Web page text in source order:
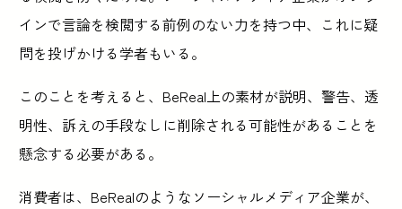
インで言論を検閲する前例のない力を持つ中、これに疑
問を投げかける学者もいる。
このことを考えると、BeReal上の素材が説明、警告、透
明性、訴えの手段なしに削除される可能性があることを
懸念する必要がある。
消費者は、BeRealのようなソーシャルメディア企業が、